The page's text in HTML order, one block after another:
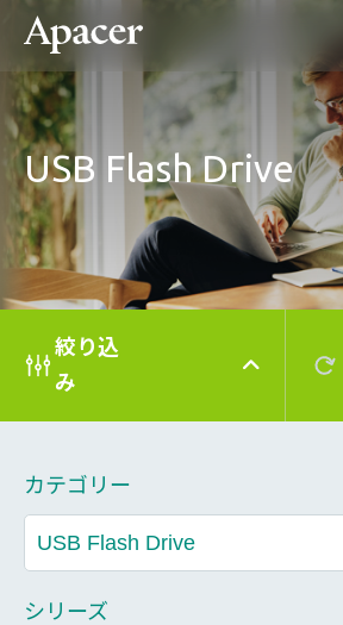
USB Flash Drive
絞り込
み
カテゴリー
シリーズ